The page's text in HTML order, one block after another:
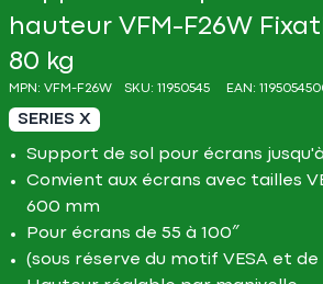
hauteur VFM-F26W
80 kg
MPN: VFM-F26W SKU: 11950545 EAN:
SERIES X
Support de sol pour écrans
Convient aux écrans avec tailles
600 mm
Pour écrans de 55 à 100″
(sous réserve du motif VESA et